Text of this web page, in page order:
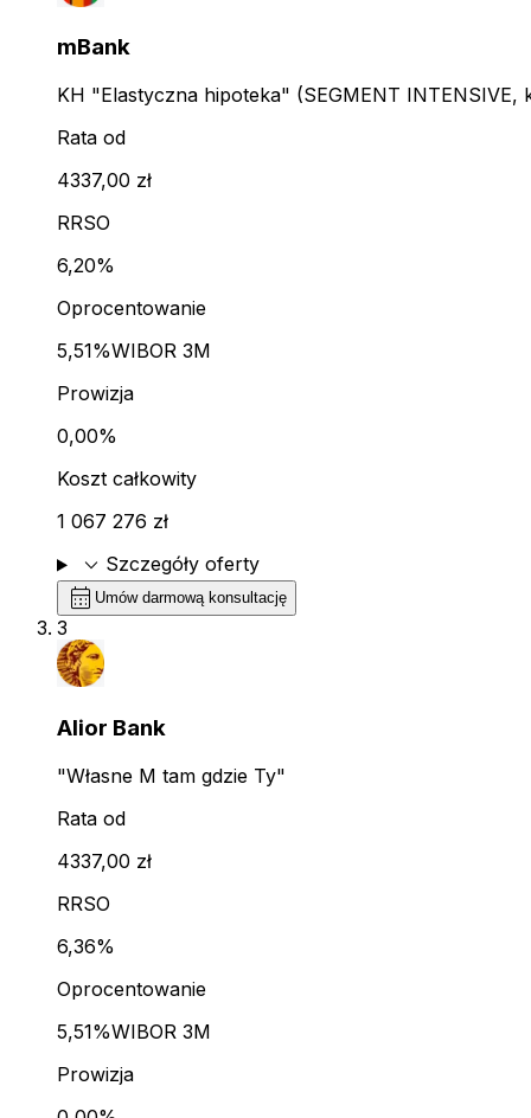
mBank
KH "Elastyczna hipoteka" (SEGMENT INTENSIVE,
Rata od
4337,00 zł
RRSO
6,20%
Oprocentowanie
5,51%WIBOR 3M
Prowizja
0,00%
Koszt całkowity
1 067 276 zł
expand_more Szczegóły oferty
calendar_month Umów darmową konsultację
3
Alior Bank
"Własne M tam gdzie Ty"
Rata od
4337,00 zł
RRSO
6,36%
Oprocentowanie
5,51%WIBOR 3M
Prowizja